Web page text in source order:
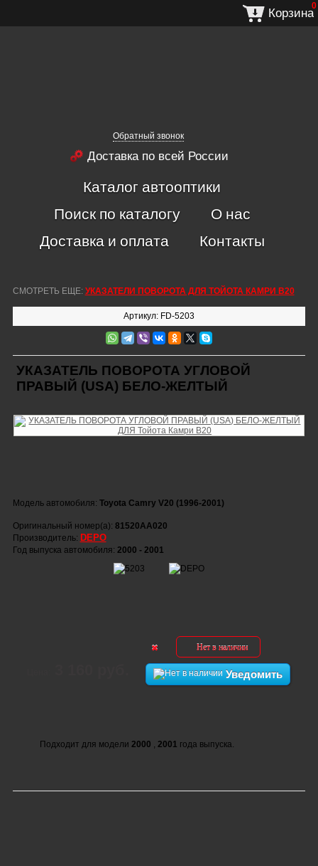
Обратный звонок
Доставка по всей России
Корзина
0
Каталог автооптики
Поиск по каталогу
О нас
Доставка и оплата
Контакты
СМОТРЕТЬ ЕЩЕ: УКАЗАТЕЛИ ПОВОРОТА ДЛЯ ТОЙОТА КАМРИ В20
Артикул: FD-5203
УКАЗАТЕЛЬ ПОВОРОТА УГЛОВОЙ
ПРАВЫЙ (USA) БЕЛО-ЖЕЛТЫЙ
Модель автомобиля: Toyota Camry V20 (1996-2001)
Оригинальный номер(а): 81520AA020
Производитель: DEPO
Год выпуска автомобиля: 2000 - 2001
Нет в наличии
Уведомить
Подходит для модели 2000 , 2001 года выпуска.